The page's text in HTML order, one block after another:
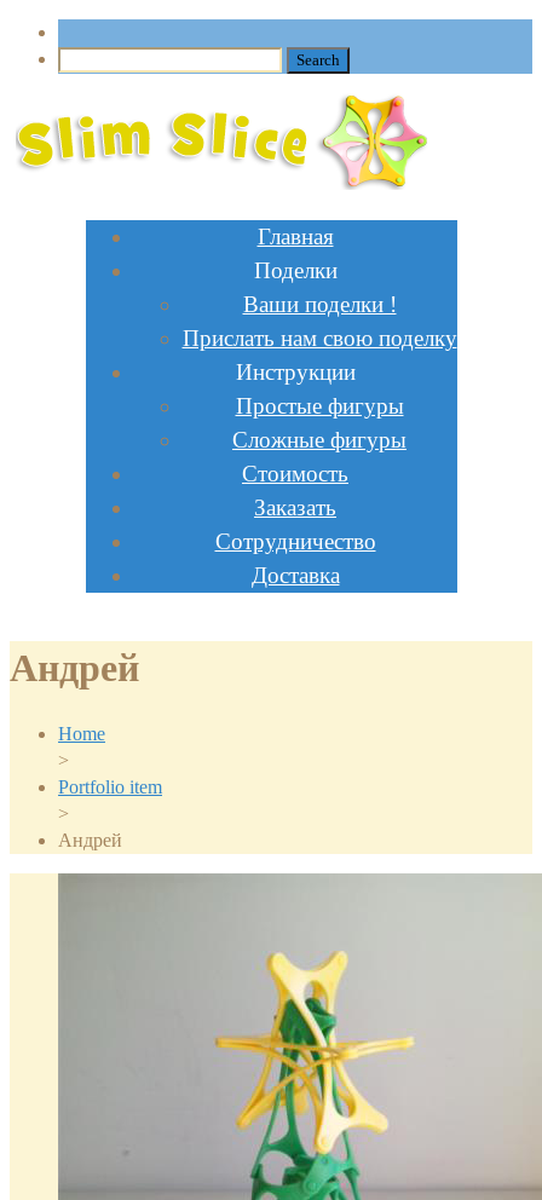
Главная
Поделки
Ваши поделки !
Прислать нам свою поделку
Инструкции
Простые фигуры
Сложные фигуры
Стоимость
Заказать
Сотрудничество
Доставка
Андрей
Home
>
Portfolio item
>
Андрей